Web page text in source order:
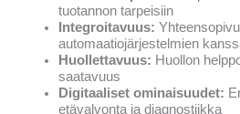
tuotannon tarpeisiin
Integroitavuus:
automaatiojärjestelmien
Huollettavuus: Huollon
saatavuus
Digitaaliset ominaisuudet:
etävalvonta ja diagnostiikka